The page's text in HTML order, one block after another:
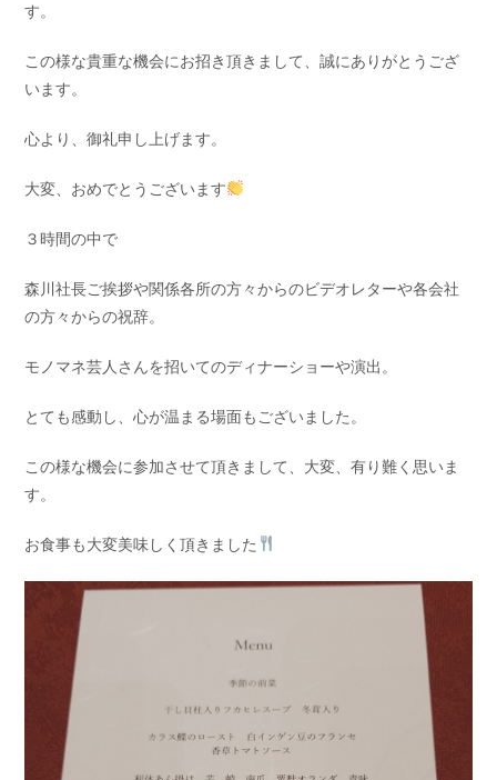
す。
この様な貴重な機会にお招き頂きまして、誠にありがとうござ
います。
心より、御礼申し上げます。
大変、おめでとうございます
３時間の中で
森川社長ご挨拶や関係各所の方々からのビデオレターや各会社
の方々からの祝辞。
モノマネ芸人さんを招いてのディナーショーや演出。
とても感動し、心が温まる場面もございました。
この様な機会に参加させて頂きまして、大変、有り難く思いま
す。
お食事も大変美味しく頂きました